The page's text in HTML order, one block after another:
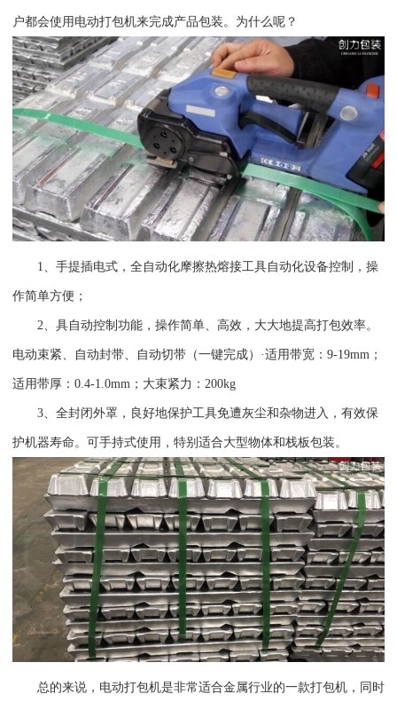
户都会使用电动打包机来完成产品包装。为什么呢？
1 、手提插电式，全自动化摩擦热熔接工具自动化设备控制，操
作简单方便；
2 、具自动控制功能，操作简单、高效，大大地提高打包效率。
电动束紧、自动封带、自动切带（一键完成）·适用带宽：9-19mm；
适用带厚：0.4-1.0mm；大束紧力：200kg
3 、全封闭外罩，良好地保护工具免遭灰尘和杂物进入，有效保
护机器寿命。可手持式使用，特别适合大型物体和栈板包装。
总的来说，电动打包机是非常适合金属行业的一款打包机，同时